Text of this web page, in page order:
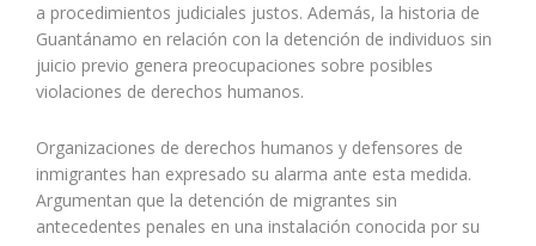
a procedimientos judiciales justos. Además, la historia de
Guantánamo en relación con la detención de individuos sin
juicio previo genera preocupaciones sobre posibles
violaciones de derechos humanos.
Organizaciones de derechos humanos y defensores de
inmigrantes han expresado su alarma ante esta medida.
Argumentan que la detención de migrantes sin
antecedentes penales en una instalación conocida por su